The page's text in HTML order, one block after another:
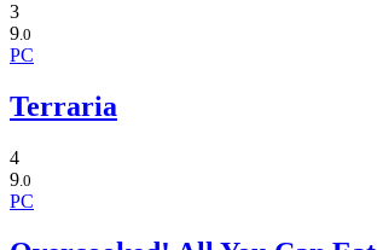
3
9.0
PC
Terraria
4
9.0
PC